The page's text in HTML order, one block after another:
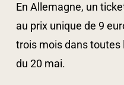
En Allemagne, un
au prix unique de 9
trois mois dans toutes
du 20 mai.